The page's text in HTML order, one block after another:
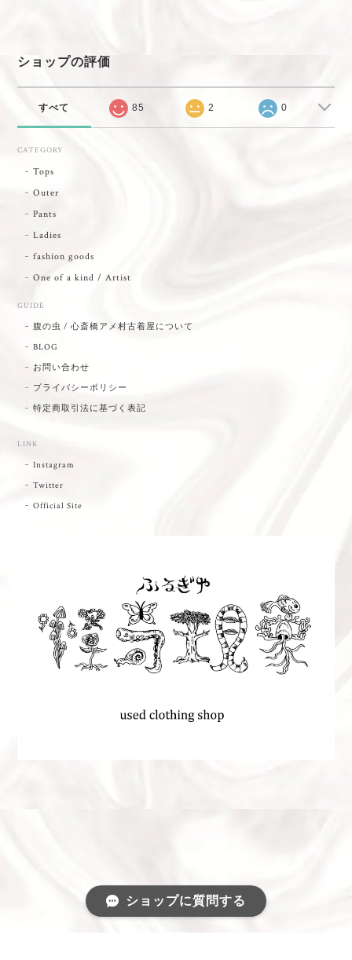
ショップの評価
すべて 85 2 0
CATEGORY
Tops
Outer
Pants
Ladies
fashion goods
One of a kind / Artist
GUIDE
腹の虫 / 心斎橋アメ村古着屋について
BLOG
お問い合わせ
プライバシーポリシー
特定商取引法に基づく表記
LINK
Instagram
Twitter
Official Site
ショップに質問する